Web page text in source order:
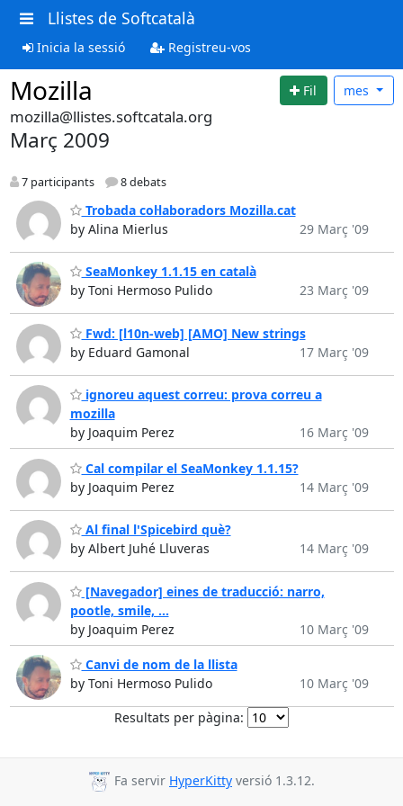
Llistes de Softcatalà
Inicia la sessió Registreu-vos
Mozilla Fil mes
mozilla@llistes.softcatala.org
Març 2009
7 participants 8 debats
Trobada col·laboradors Mozilla.cat
by Alina Mierlus
29 Març '09
SeaMonkey 1.1.15 en català
by Toni Hermoso Pulido
23 Març '09
Fwd: [l10n-web] [AMO] New strings
by Eduard Gamonal
17 Març '09
ignoreu aquest correu: prova correu a
mozilla
by Joaquim Perez
16 Març '09
Cal compilar el SeaMonkey 1.1.15?
by Joaquim Perez
14 Març '09
Al final l'Spicebird què?
by Albert Juhé Lluveras
14 Març '09
[Navegador] eines de traducció: narro,
pootle, smile, ...
by Joaquim Perez
10 Març '09
Canvi de nom de la llista
by Toni Hermoso Pulido
10 Març '09
Resultats per pàgina:
Fa servir HyperKitty versió 1.3.12.